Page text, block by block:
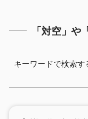
「対空」や